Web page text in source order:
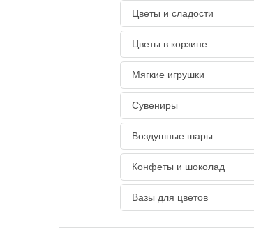
Цветы и сладости
Цветы в корзине
Мягкие игрушки
Сувениры
Воздушные шары
Конфеты и шоколад
Вазы для цветов